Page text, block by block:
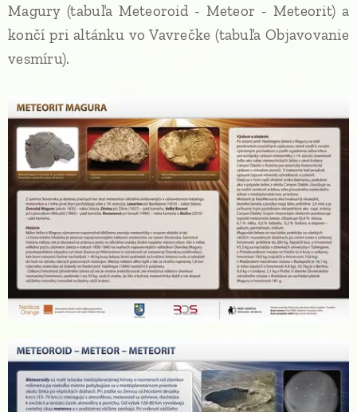
Magury (tabuľa Meteoroid - Meteor - Meteorit) a
končí pri altánku vo Vavrečke (tabuľa Objavovanie
vesmíru).